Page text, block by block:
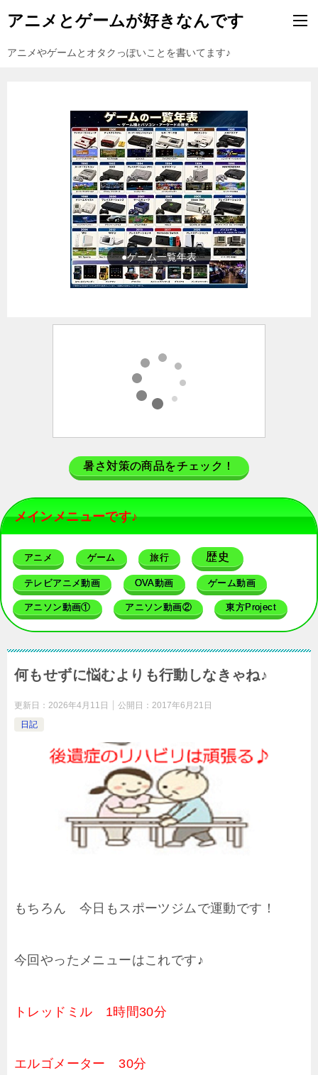
アニメとゲームが好きなんです
アニメやゲームとオタクっぽいことを書いてます♪
●ゲーム一覧年表
暑さ対策の商品をチェック！
メインメニューです♪
アニメ ゲーム 旅行 歴史
テレビアニメ動画 OVA動画 ゲーム動画
アニソン動画① アニソン動画② 東方Project
何もせずに悩むよりも行動しなきゃね♪
更新日： 2026年4月11日 公開日： 2017年6月21日
日記
もちろん 今日もスポーツジムで運動です！
今回やったメニューはこれです♪
トレッドミル 1時間30分
エルゴメーター 30分